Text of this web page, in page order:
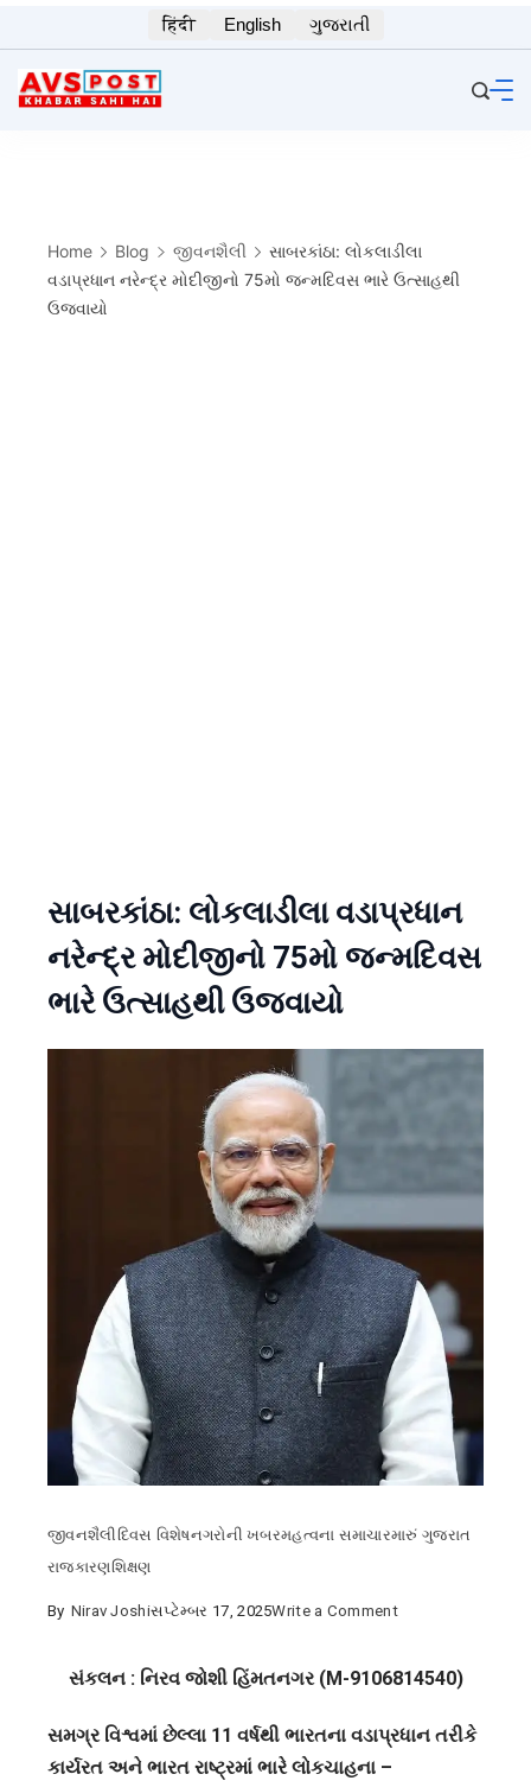
to
content
हिंदी English ગુજરાતી
Home Blog જીવનશૈલી
સાબરકાંઠા: લોકલાડીલા
વડાપ્રધાન નરેન્દ્ર મોદીજીનો 75મો જન્મદિવસ ભારે ઉત્સાહથી
ઉજવાયો
સાબરકાંઠા: લોકલાડીલા વડાપ્રધાન
નરેન્દ્ર મોદીજીનો 75મો જન્મદિવસ
ભારે ઉત્સાહથી ઉજવાયો
જીવનશૈલીદિવસ વિશેષનગરોની ખબરમહત્વના સમાચારમારું ગુજરાત
રાજકારણશિક્ષણ
By Nirav Joshiસપ્ટેમ્બર 17, 2025Write a Commenton
લોકલાડીલા
નરેન્દ્ર
સંકલન : નિરવ જોશી હિંમતનગર (M-9106814540)
સમગ્ર વિશ્વમાં છેલ્લા 11 વર્ષથી ભારતના વડાપ્રધાન તરીકે
કાર્યરત અને ભારત રાષ્ટ્રમાં ભારે લોકચાહના –